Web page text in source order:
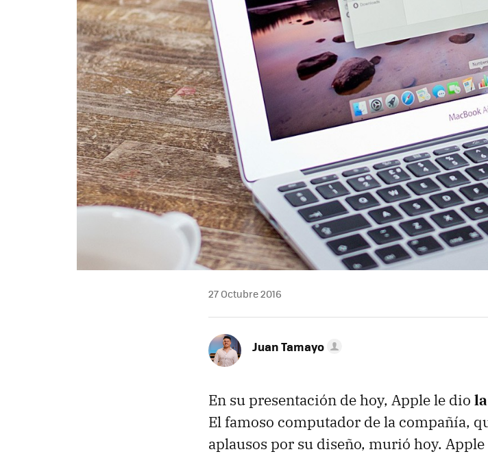
27 Octubre 2016
Juan Tamayo
En su presentación de hoy, Apple le dio
El famoso computador de la compañía,
aplausos por su diseño, murió hoy.